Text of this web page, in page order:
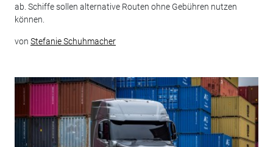
ab. Schiffe sollen alternative Routen ohne Gebühren nutzen
können.
von Stefanie Schuhmacher